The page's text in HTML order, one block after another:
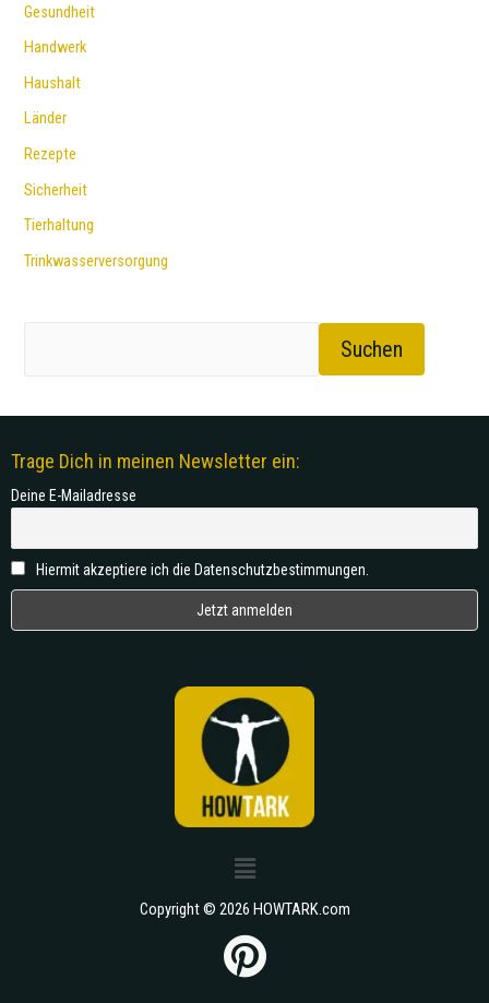
Gesundheit
Handwerk
Haushalt
Länder
Rezepte
Sicherheit
Tierhaltung
Trinkwasserversorgung
Suchen
Trage Dich in meinen Newsletter ein:
Deine E-Mailadresse
Hiermit akzeptiere ich die Datenschutzbestimmungen.
Copyright © 2026 HOWTARK.com